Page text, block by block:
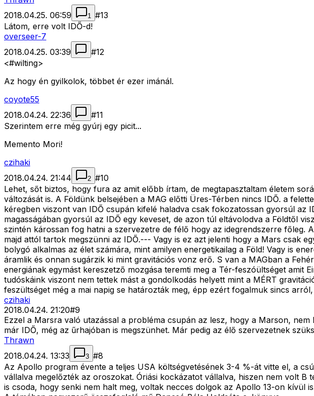
2018.04.25. 06:59
1 #13
Látom, erre volt IDŐ-d!
overseer-7
2018.04.25. 03:39
#12
<#wilting>
Az hogy én gyilkolok, többet ér ezer imánál.
coyote55
2018.04.24. 22:36
#11
Szerintem erre még gyúrj egy picit...
Memento Mori!
czihaki
2018.04.24. 21:44
2 #10
Lehet, sőt biztos, hogy fura az amit előbb írtam, de megtapasztaltam életem
változását is. A Földünk belsejében a MAG előtti Üres-Térben nincs IDŐ. a
kéregben viszont van IDŐ csupán kifelé haladva csak fokozatossan gyorsúl az
magasságában gyorsúl az IDŐ egy keveset, de azon túl eltávolodva a Földtől
szintén károssan fog hatni a szervezetre de félő hogy az idegrendszerre főleg.
majd attól tartok megszünni az IDŐ.--- Vagy is ez azt jelenti hogy a Mars csak
bolygó alkalmas az élet számára, mint amilyen energetikailag a Föld! Vagy is
áramlik és onnan sugárzik ki mint gravitációs vonz erő. S van a MAGban a
energiának egymást kereszetző mozgása teremti meg a Tér-feszóültséget amit
tudóskáink viszont nem tettek mást a gondolkodás helyett mint a MÉRT
feszültséget még a mai napig se határozták meg, épp ezért fogalmuk sincs
czihaki
2018.04.24. 21:20#9
Ezzel a Marsra való utazással a probléma csupán az lesz, hogy a Marson,
már IDŐ, még az űrhajóban is megszünhet. Már pedig az élő szervezetnek
Thrawn
2018.04.24. 13:33
3 #8
Az Apollo program évente a teljes USA költségvetésének 3-4 %-át vitte el, a
vállalva megelőzték az oroszokat. Óriási kockázatot vállalva, hiszen nem volt
is csoda, hogy senki nem halt meg, voltak necces dolgok az Apollo 13-on kívül